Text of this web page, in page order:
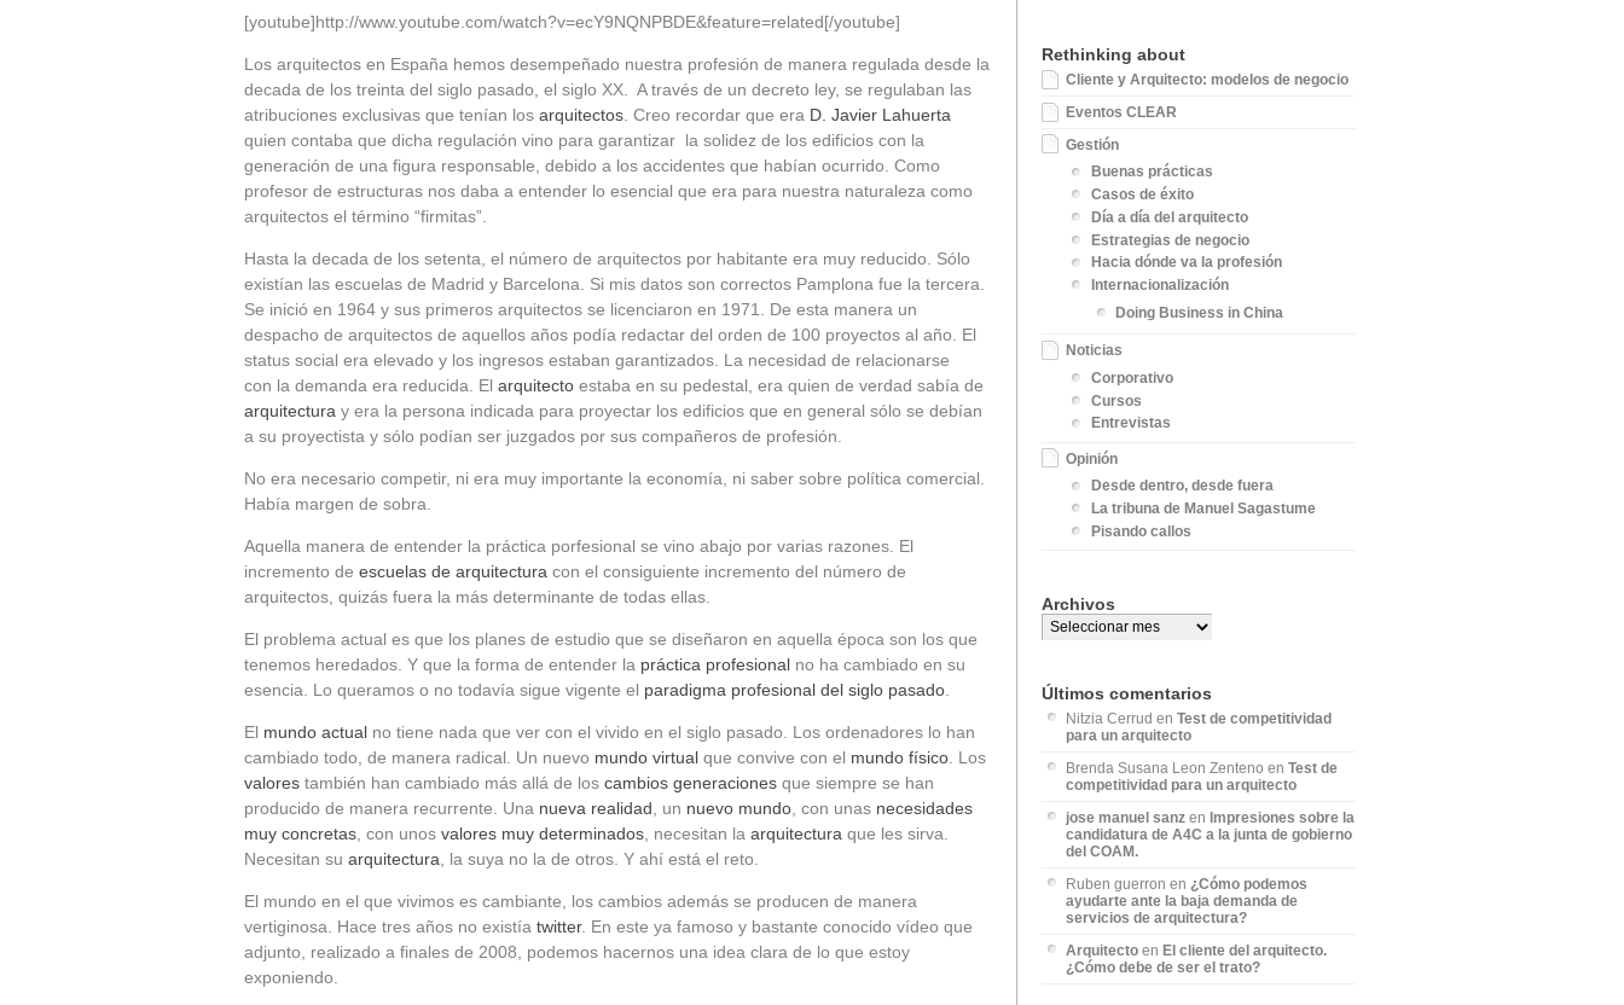
[youtube]http://www.youtube.com/watch?v=ecY9NQNPBDE&feature=related[/youtube]
Los arquitectos en España hemos desempeñado nuestra profesión de manera regulada desde la
decada de los treinta del siglo pasado, el siglo XX. A través de un decreto ley, se regulaban las
atribuciones exclusivas que tenían los arquitectos . Creo recordar que era D. Javier Lahuerta
quien contaba que dicha regulación vino para garantizar la solidez de los edificios con la
generación de una figura responsable, debido a los accidentes que habían ocurrido. Como
profesor de estructuras nos daba a entender lo esencial que era para nuestra naturaleza como
arquitectos el término “firmitas”.
Hasta la decada de los setenta, el número de arquitectos por habitante era muy reducido. Sólo
existían las escuelas de Madrid y Barcelona. Si mis datos son correctos Pamplona fue la tercera.
Se inició en 1964 y sus primeros arquitectos se licenciaron en 1971. De esta manera un
despacho de arquitectos de aquellos años podía redactar del orden de 100 proyectos al año. El
status social era elevado y los ingresos estaban garantizados. La necesidad de relacionarse
con la demanda era reducida. El arquitecto estaba en su pedestal, era quien de verdad sabía de
arquitectura y era la persona indicada para proyectar los edificios que en general sólo se debían
a su proyectista y sólo podían ser juzgados por sus compañeros de profesión.
No era necesario competir, ni era muy importante la economía, ni saber sobre política comercial.
Había margen de sobra.
Aquella manera de entender la práctica porfesional se vino abajo por varias razones. El
incremento de escuelas de arquitectura con el consiguiente incremento del número de
arquitectos, quizás fuera la más determinante de todas ellas.
El problema actual es que los planes de estudio que se diseñaron en aquella época son los que
tenemos heredados. Y que la forma de entender la práctica profesional no ha cambiado en su
esencia. Lo queramos o no todavía sigue vigente el paradigma profesional del siglo pasado
El mundo actual no tiene nada que ver con el vivido en el siglo pasado. Los ordenadores lo han
cambiado todo, de manera radical. Un nuevo mundo virtual que convive con el mundo físico . Los
valores también han cambiado más allá de los cambios generaciones que siempre se han
producido de manera recurrente. Una nueva realidad , un nuevo mundo , con unas necesidades
muy concretas , con unos valores muy determinados , necesitan la arquitectura que les sirva.
Necesitan su arquitectura , la suya no la de otros. Y ahí está el reto.
El mundo en el que vivimos es cambiante, los cambios además se producen de manera
vertiginosa. Hace tres años no existía twitter. En este ya famoso y bastante conocido vídeo que
adjunto, realizado a finales de 2008, podemos hacernos una idea clara de lo que estoy
exponiendo.
Rethinking about
Cliente y Arquitecto: modelos de negocio
Eventos CLEAR
Gestión
Buenas prácticas
Casos de éxito
Día a día del arquitecto
Estrategias de negocio
Hacia dónde va la profesión
Internacionalización
Doing Business in China
Noticias
Corporativo
Cursos
Entrevistas
Opinión
Desde dentro, desde fuera
La tribuna de Manuel Sagastume
Pisando callos
Archivos
Últimos comentarios
Nitzia Cerrud enTest de competitividad
para un arquitecto
Brenda Susana Leon Zenteno enTest de
competitividad para un arquitecto
jose manuel sanz enImpresiones sobre la
candidatura de A4C a la junta de gobierno
del COAM.
Ruben guerron en¿Cómo podemos
ayudarte ante la baja demanda de
servicios de arquitectura?
Arquitecto enEl cliente del arquitecto.
¿Cómo debe de ser el trato?